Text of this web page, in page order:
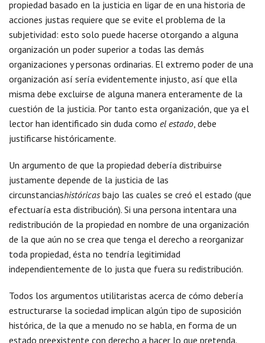
propiedad basado en la justicia en ligar de en una historia de
acciones justas requiere que se evite el problema de la
subjetividad: esto solo puede hacerse otorgando a alguna
organización un poder superior a todas las demás
organizaciones y personas ordinarias. El extremo poder de una
organización así sería evidentemente injusto, así que ella
misma debe excluirse de alguna manera enteramente de la
cuestión de la justicia. Por tanto esta organización, que ya el
lector han identificado sin duda como el estado, debe
justificarse históricamente.
Un argumento de que la propiedad debería distribuirse
justamente depende de la justicia de las
circunstanciashistóricas bajo las cuales se creó el estado (que
efectuaría esta distribución). Si una persona intentara una
redistribución de la propiedad en nombre de una organización
de la que aún no se crea que tenga el derecho a reorganizar
toda propiedad, ésta no tendría legitimidad
independientemente de lo justa que fuera su redistribución.
Todos los argumentos utilitaristas acerca de cómo debería
estructurarse la sociedad implican algún tipo de suposición
histórica, de la que a menudo no se habla, en forma de un
estado preexistente con derecho a hacer lo que pretenda.